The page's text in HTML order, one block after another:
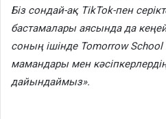
Біз сондай-ақ TikTok-пен
бастамалары аясында да
соның ішінде Tomorrow School
мамандары мен
дайындаймыз».